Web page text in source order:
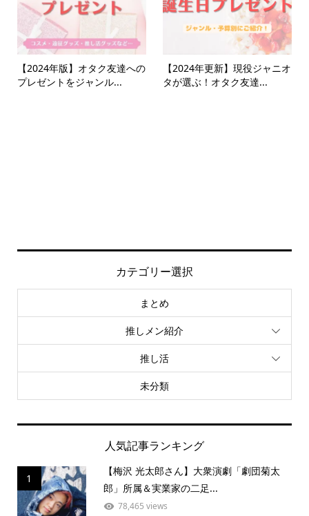
【2024年版】オタク友達への
プレゼントをジャンル...
【2024年更新】現役ジャニオ
タが選ぶ！オタク友達...
カテゴリー選択
まとめ
推しメン紹介
推し活
未分類
人気記事ランキング
1
【梅沢 光太郎さん】大衆演劇「劇団菊太
郎」所属＆実業家の二足...
78,465 views